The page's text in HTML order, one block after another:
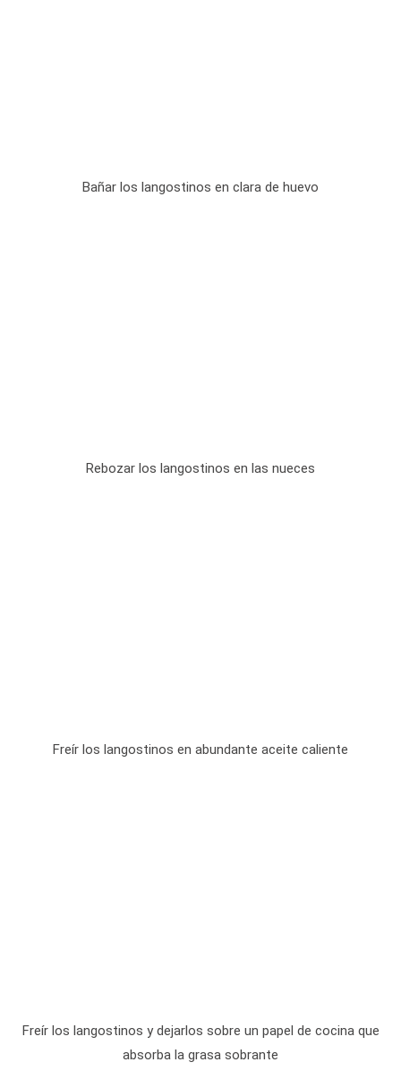
Bañar los langostinos en clara de huevo
Rebozar los langostinos en las nueces
Freír los langostinos en abundante aceite caliente
Freír los langostinos y dejarlos sobre un papel de cocina que
absorba la grasa sobrante